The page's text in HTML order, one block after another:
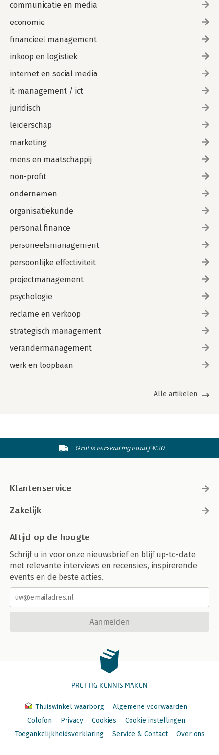
communicatie en media
economie
financieel management
inkoop en logistiek
internet en social media
it-management / ict
juridisch
leiderschap
marketing
mens en maatschappij
non-profit
ondernemen
organisatiekunde
personal finance
personeelsmanagement
persoonlijke effectiviteit
projectmanagement
psychologie
reclame en verkoop
strategisch management
verandermanagement
werk en loopbaan
Alle artikelen
Gratis verzending vanaf €20
Klantenservice
Zakelijk
Altijd op de hoogte
Schrijf u in voor onze nieuwsbrief en blijf up-to-date
met relevante interviews en recensies, inspirerende
events en de beste acties.
Aanmelden
PRETTIG KENNIS MAKEN
Thuiswinkel waarborg
Algemene voorwaarden
Colofon
Privacy Cookies
Cookie instellingen
Toegankelijkheidsverklaring
Service & Contact Over ons